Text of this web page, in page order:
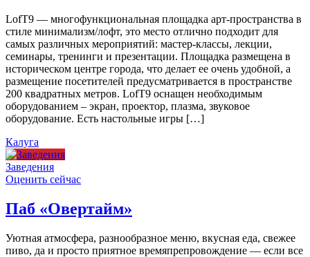
LofT9 — многофункциональная площадка арт-пространства в
стиле минимализм/лофт, это место отлично подходит для
самых различных мероприятий: мастер-классы, лекции,
семинары, тренинги и презентации. Площадка размещена в
историческом центре города, что делает ее очень удобной, а
размещение посетителей предусматривается в пространстве
200 квадратных метров. LofT9 оснащен необходимым
оборудованием – экран, проектор, плазма, звуковое
оборудование. Есть настольные игры […]
Калуга
Заведения
Оценить сейчас
Паб «Овертайм»
Уютная атмосфера, разнообразное меню, вкусная еда, свежее
пиво, да и просто приятное времяпрепровождение — если все